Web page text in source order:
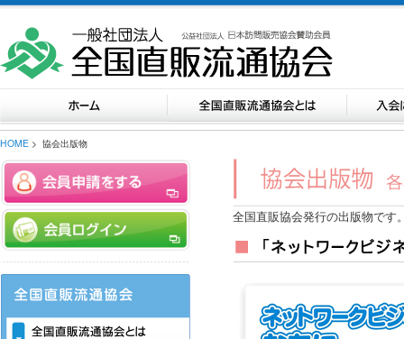
HOME > 協会出版物
全国直販協会発行の出版物です